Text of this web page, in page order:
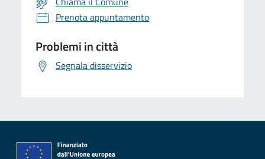
Prenota appuntamento
Problemi in città
Segnala disservizio